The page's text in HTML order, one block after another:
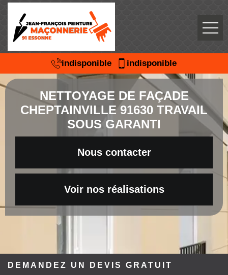
indisponible indisponible
NETTOYAGE DE FAÇADE
CHEPTAINVILLE 91630 TRAVAIL
SOUS GARANTI
Nous contacter
Voir nos réalisations
DEMANDEZ UN DEVIS GRATUIT